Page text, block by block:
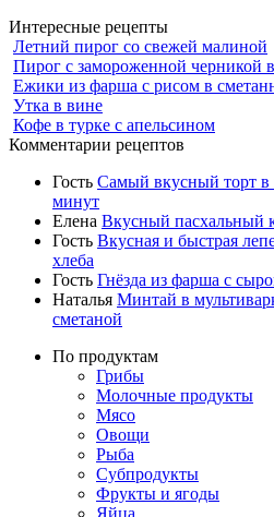
Интересные рецепты
Летний пирог со свежей малиной
Пирог с замороженной черникой
Ежики из фарша с рисом в
Утка в вине
Кофе в турке с апельсином
Комментарии рецептов
Гость Самый вкусный торт в
минут
Елена Вкусный пасхальный
Гость Вкусная и быстрая
хлеба
Гость Гнёзда из фарша с
Наталья Минтай в
сметаной
По продуктам
Грибы
Молочные продукты
Мясо
Овощи
Рыба
Субпродукты
Фрукты и ягоды
Яйца